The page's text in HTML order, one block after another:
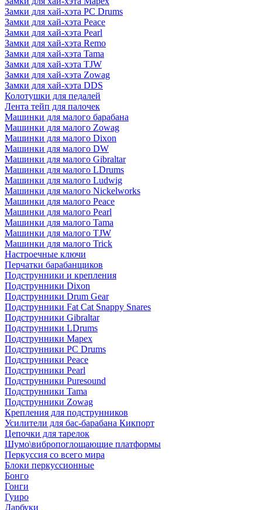
Замки для хай-хэта PC Drums
Замки для хай-хэта Peace
Замки для хай-хэта Pearl
Замки для хай-хэта Remo
Замки для хай-хэта Tama
Замки для хай-хэта TJW
Замки для хай-хэта Zowag
Замки для хай-хэта DDS
Колотушки для педалей
Лента тейп для палочек
Машинки для малого барабана
Машинки для малого Zowag
Машинки для малого Dixon
Машинки для малого DW
Машинки для малого Gibraltar
Машинки для малого LDrums
Машинки для малого Ludwig
Машинки для малого Nickelworks
Машинки для малого Peace
Машинки для малого Pearl
Машинки для малого Tama
Машинки для малого TJW
Машинки для малого Trick
Настроечные ключи
Перчатки барабанщиков
Подструнники и крепления
Подструнники Dixon
Подструнники Drum Gear
Подструнники Fat Cat Snappy Snares
Подструнники Gibraltar
Подструнники LDrums
Подструнники Mapex
Подструнники PC Drums
Подструнники Peace
Подструнники Pearl
Подструнники Puresound
Подструнники Tama
Подструнники Zowag
Крепления для подструнников
Усилители для бас-барабана Кикпорт
Цепочки для тарелок
Шумо\вибропоглощающие платформы
Перкуссия со всего мира
Блоки перкуссионные
Бонго
Гонги
Гуиро
Дарбуки